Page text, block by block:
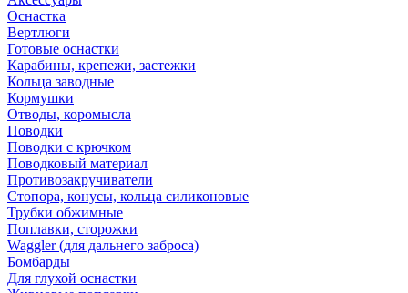
Оснастка
Вертлюги
Готовые оснастки
Карабины, крепежи, застежки
Кольца заводные
Кормушки
Отводы, коромысла
Поводки
Поводки с крючком
Поводковый материал
Противозакручиватели
Стопора, конусы, кольца силиконовые
Трубки обжимные
Поплавки, сторожки
Waggler (для дальнего заброса)
Бомбарды
Для глухой оснастки